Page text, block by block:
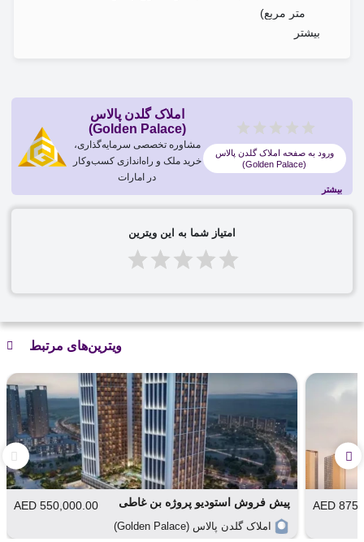
متر مربع)
تعداد واحدها: ۳۵ واحد
ویژگی‌های پروژه گلف دیل
پروژه گلف دیل تنها یک پروژه مسکونی نیست؛ این پروژه با
ویژگی‌های منحصر به‌فرد خود، استانداردهای جدیدی از زندگی راحت
و لوکس را معرفی می‌کند:
موقعیت استراتژیک
۱۰ دقیقه رانندگی تا اکسپو سیتی دبی
۲۰ دقیقه رانندگی تا دبی مارینا
امکانات رفاهی عالی
زمین گلف ۱۸ حفره‌ای
۲۵ پارک محلی برای استراحت و تفریح
۵۳,۰۰۰ متر مربع فضای تجاری و رستورانی
فضاهای سبز و مسیرهای پیاده‌روی برای لذت از طبیعت
سرمایه‌گذاری امن و پرسود در دبی به‌شمار می‌آید. این پروژه با
بیشتر
املاک گلدن پالاس
(Golden Palace)
مشاوره تخصصی سرمایه‌گذاری،
خرید ملک و راه‌اندازی کسب‌وکار
در امارات
ورود به صفحه املاک گلدن پالاس
(Golden Palace)
بیشتر
امتیاز شما به این ویترین
ویترین‌های مرتبط
پیش فروش استودیو پروژه بن غاطی
الیت (Binghatti Elite)
550,000.00 AED
املاک گلدن پالاس (Golden Palace)